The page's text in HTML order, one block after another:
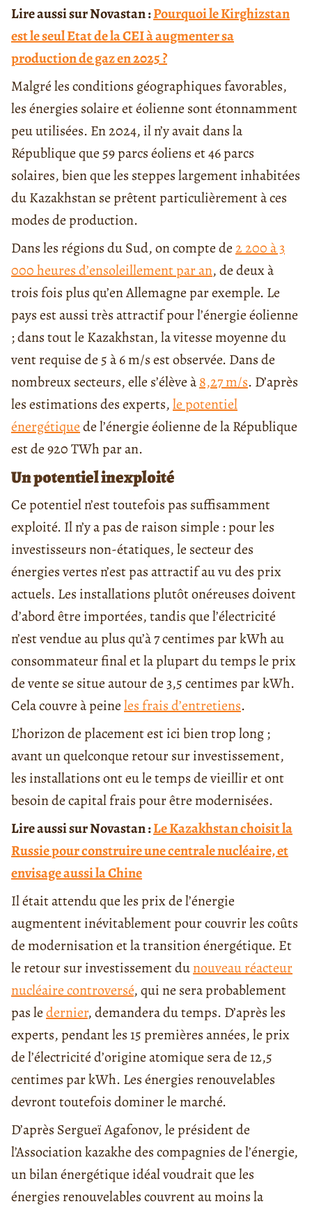
Lire aussi sur Novastan :Pourquoi le Kirghizstan
est le seul Etat de la CEI à augmenter sa
production de gaz en 2025 ?
Malgré les conditions géographiques favorables,
les énergies solaire et éolienne sont étonnamment
peu utilisées. En 2024, il n’y avait dans la
République que 59 parcs éoliens et 46 parcs
solaires, bien que les steppes largement inhabitées
du Kazakhstan se prêtent particulièrement à ces
modes de production.
Dans les régions du Sud, on compte de2 200 à 3
000 heures d’ensoleillement par an, de deux à
trois fois plus qu’en Allemagne par exemple. Le
pays est aussi très attractif pour l’énergie éolienne
; dans tout le Kazakhstan, la vitesse moyenne du
vent requise de 5 à 6 m/s est observée. Dans de
nombreux secteurs, elle s’élève à8,27 m/s. D’après
les estimations des experts,le potentiel
énergétiquede l’énergie éolienne de la République
est de 920 TWh par an.
Un potentiel inexploité
Ce potentiel n’est toutefois pas suffisamment
exploité. Il n’y a pas de raison simple : pour les
investisseurs non-étatiques, le secteur des
énergies vertes n’est pas attractif au vu des prix
actuels. Les installations plutôt onéreuses doivent
d’abord être importées, tandis que l’électricité
n’est vendue au plus qu’à 7 centimes par kWh au
consommateur final et la plupart du temps le prix
de vente se situe autour de 3,5 centimes par kWh.
Cela couvre à peineles frais d’entretiens.
L’horizon de placement est ici bien trop long ;
avant un quelconque retour sur investissement,
les installations ont eu le temps de vieillir et ont
besoin de capital frais pour être modernisées.
Lire aussi sur Novastan :Le Kazakhstan choisit la
Russie pour construire une centrale nucléaire, et
envisage aussi la Chine
Il était attendu que les prix de l’énergie
augmentent inévitablement pour couvrir les coûts
de modernisation et la transition énergétique. Et
le retour sur investissement dunouveau réacteur
nucléaire controversé, qui ne sera probablement
pas ledernier, demandera du temps. D’après les
experts, pendant les 15 premières années, le prix
de l’électricité d’origine atomique sera de 12,5
centimes par kWh. Les énergies renouvelables
devront toutefois dominer le marché.
D’après Sergueï Agafonov, le président de
l’Association kazakhe des compagnies de l’énergie,
un bilan énergétique idéal voudrait que les
énergies renouvelables couvrent au moins la